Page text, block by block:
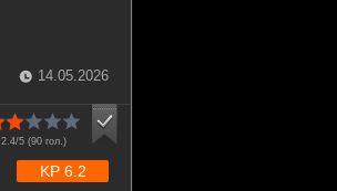
14.05.2026
2.4/5 (90 гол.)
KP 6.2